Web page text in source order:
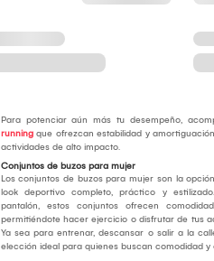
Para potenciar aún más tu desempeño,
runningque ofrezcan estabilidad y
actividades de alto impacto.
Conjuntos de buzos para mujer
Los conjuntos de buzos para mujer son la
look deportivo completo, práctico y
pantalón, estos conjuntos ofrecen
permitiéndote hacer ejercicio o disfrutar de tus
Ya sea para entrenar, descansar o salir a la
elección ideal para quienes buscan comodidad y